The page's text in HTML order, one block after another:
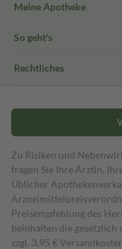
Meine Apotheke
So geht's
Rechtliches
Zu Risiken und
fragen Sie Ihre Ärztin,
Üblicher
Preisempfehlung des
beinhalten die gesetzlich
zzgl. 3,95 €